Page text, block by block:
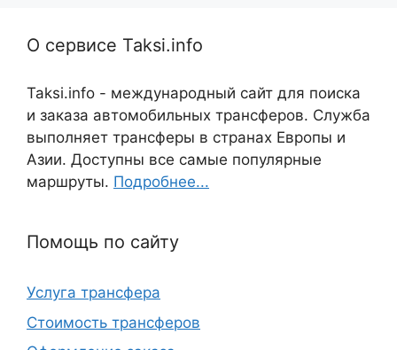
О сервисе Taksi.info
Taksi.info - международный сайт для поиска
и заказа автомобильных трансферов. Служба
выполняет трансферы в странах Европы и
Азии. Доступны все самые популярные
маршруты. Подробнее...
Помощь по сайту
Услуга трансфера
Стоимость трансферов